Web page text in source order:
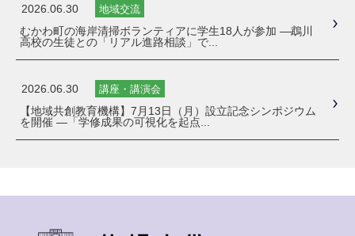
2026.06.30 地域交流
むかわ町の海岸清掃ボランティアに学生18人が参加 ―鵡川
高校の生徒との「リアル進路相談」で...
2026.06.30 講座・講演会
【地域共創教育機構】7月13日（月）設立記念シンポジウム
を開催 ―「学修成果の可視化を起点...